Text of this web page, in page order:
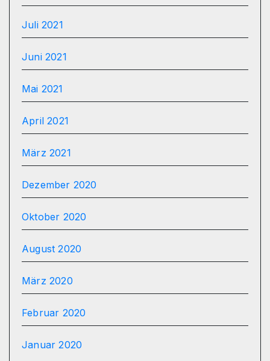
Juli 2021
Juni 2021
Mai 2021
April 2021
März 2021
Dezember 2020
Oktober 2020
August 2020
März 2020
Februar 2020
Januar 2020